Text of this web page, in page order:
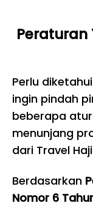
Peraturan
Perlu
ingin pindah
beberapa
menunjang
dari Travel
Berdasarkan
Nomor 6